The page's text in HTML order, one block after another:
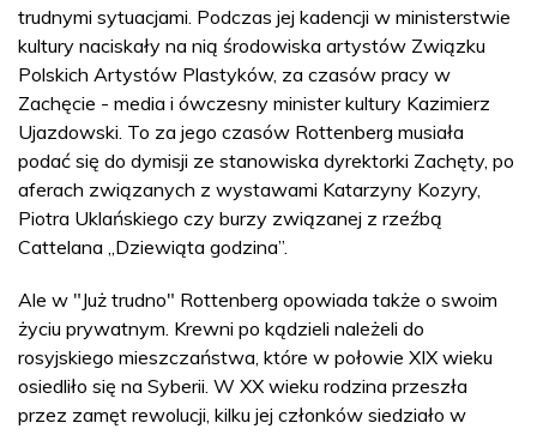
trudnymi sytuacjami. Podczas jej kadencji w ministerstwie
kultury naciskały na nią środowiska artystów Związku
Polskich Artystów Plastyków, za czasów pracy w
Zachęcie - media i ówczesny minister kultury Kazimierz
Ujazdowski. To za jego czasów Rottenberg musiała
podać się do dymisji ze stanowiska dyrektorki Zachęty, po
aferach związanych z wystawami Katarzyny Kozyry,
Piotra Uklańskiego czy burzy związanej z rzeźbą
Cattelana „Dziewiąta godzina”.
Ale w "Już trudno" Rottenberg opowiada także o swoim
życiu prywatnym. Krewni po kądzieli należeli do
rosyjskiego mieszczaństwa, które w połowie XIX wieku
osiedliło się na Syberii. W XX wieku rodzina przeszła
przez zamęt rewolucji, kilku jej członków siedziało w